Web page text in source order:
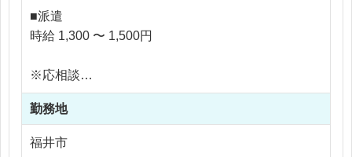
リードデザイナーのデザイン方向性を元にWEBデ
ザインしていただきます。
す。
自社ECサイト運営もスタート予定なので、ECサイ
ト経験がある方もおすすめです。
■派遣
時給 1,300 〜 1,500円
※応相談
※交通費支給
※残業なし
勤務地
福井市